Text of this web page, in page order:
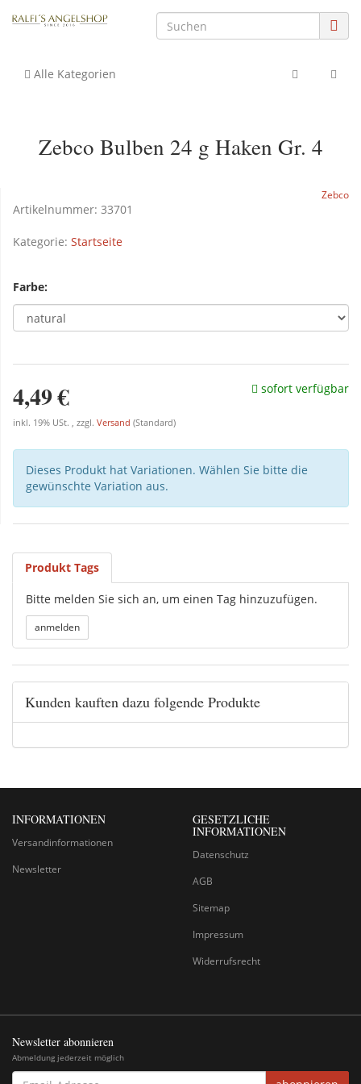
Alle Kategorien
Zebco Bulben 24 g Haken Gr. 4
Zebco
Artikelnummer: 33701
Kategorie: Startseite
Farbe:
4,49 €
inkl. 19% USt. , zzgl. Versand (Standard)
sofort verfügbar
Dieses Produkt hat Variationen. Wählen Sie bitte die
gewünschte Variation aus.
Produkt Tags
Bitte melden Sie sich an, um einen Tag hinzuzufügen.
Kunden kauften dazu folgende Produkte
INFORMATIONEN
Versandinformationen
Newsletter
GESETZLICHE
INFORMATIONEN
Datenschutz
AGB
Sitemap
Impressum
Widerrufsrecht
Newsletter abonnieren
Abmeldung jederzeit möglich
EMAIL-